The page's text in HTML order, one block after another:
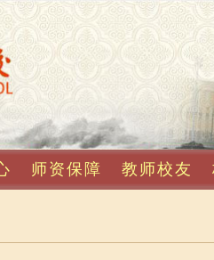
师资保障 教师校友